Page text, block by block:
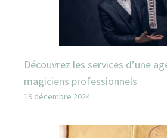
Découvrez les services d’une
magiciens professionnels
19 décembre 2024